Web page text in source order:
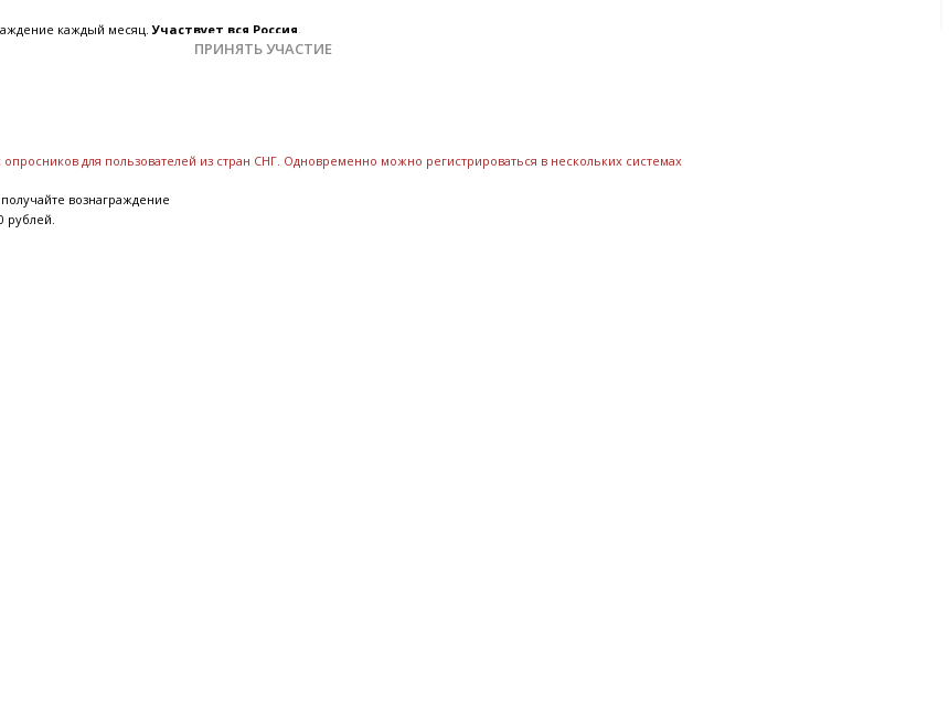
каждый месяц.Участвует вся Россия.
ПРИНЯТЬ УЧАСТИЕ
для пользователей из стран СНГ. Одновременно можно регистрироваться в нескольких системах
вознаграждение
рублей.